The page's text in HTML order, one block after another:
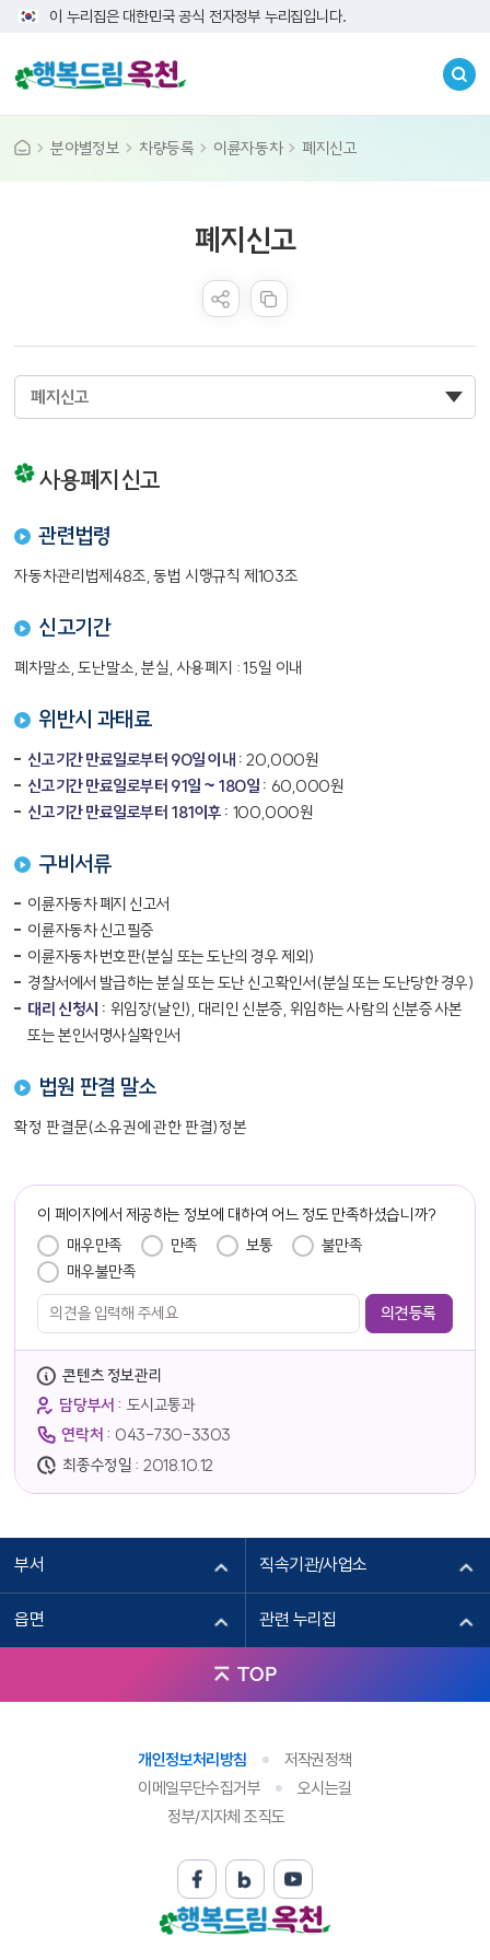
이 누리집은 대한민국 공식 전자정부 누리집입니다.
분야별정보 차량등록 이륜자동차 폐지신고
폐지신고
폐지신고
사용폐지신고
관련법령
자동차관리법제48조, 동법 시행규칙 제103조
신고기간
폐차말소, 도난말소, 분실, 사용폐지 : 15일 이내
위반시 과태료
신고기간 만료일로부터 90일 이내 : 20,000원
신고기간 만료일로부터 91일 ~ 180일 : 60,000원
신고기간 만료일로부터 181이후 : 100,000원
구비서류
이륜자동차 폐지 신고서
이륜자동차 신고필증
이륜자동차 번호판(분실 또는 도난의 경우 제외)
경찰서에서 발급하는 분실 또는 도난 신고확인서(분실 또는 도난당한 경우)
대리 신청시 : 위임장(날인), 대리인 신분증, 위임하는 사람의 신분증 사본
또는 본인서명사실확인서
법원 판결 말소
확정 판결문(소유권에 관한 판결)정본
이 페이지에서 제공하는 정보에 대하여 어느 정도 만족하셨습니까?
매우만족 만족 보통
불만족
매우불만족
콘텐츠 정보관리
담당부서 : 도시교통과
연락처 : 043-730-3303
최종수정일 : 2018.10.12
부서 직속기관/사업소
읍면 관련 누리집
TOP
개인정보처리방침
저작권정책
이메일무단수집거부
오시는길
정부/지자체 조직도